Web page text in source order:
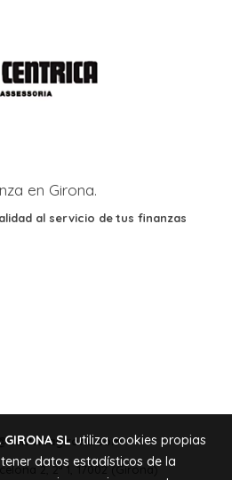
en Girona.
al servicio de tus finanzas
2, 2ª 1, 17002 (Girona)
GIRONA SLutiliza cookies propias
datos estadísticos de la